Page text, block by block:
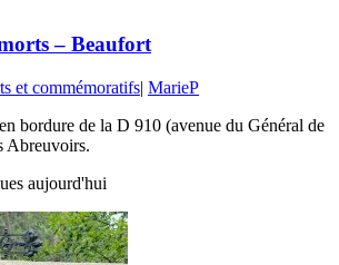
– Beaufort
et commémoratifs| MarieP
bordure de la D 910 (avenue du Général de
Abreuvoirs.
aujourd'hui